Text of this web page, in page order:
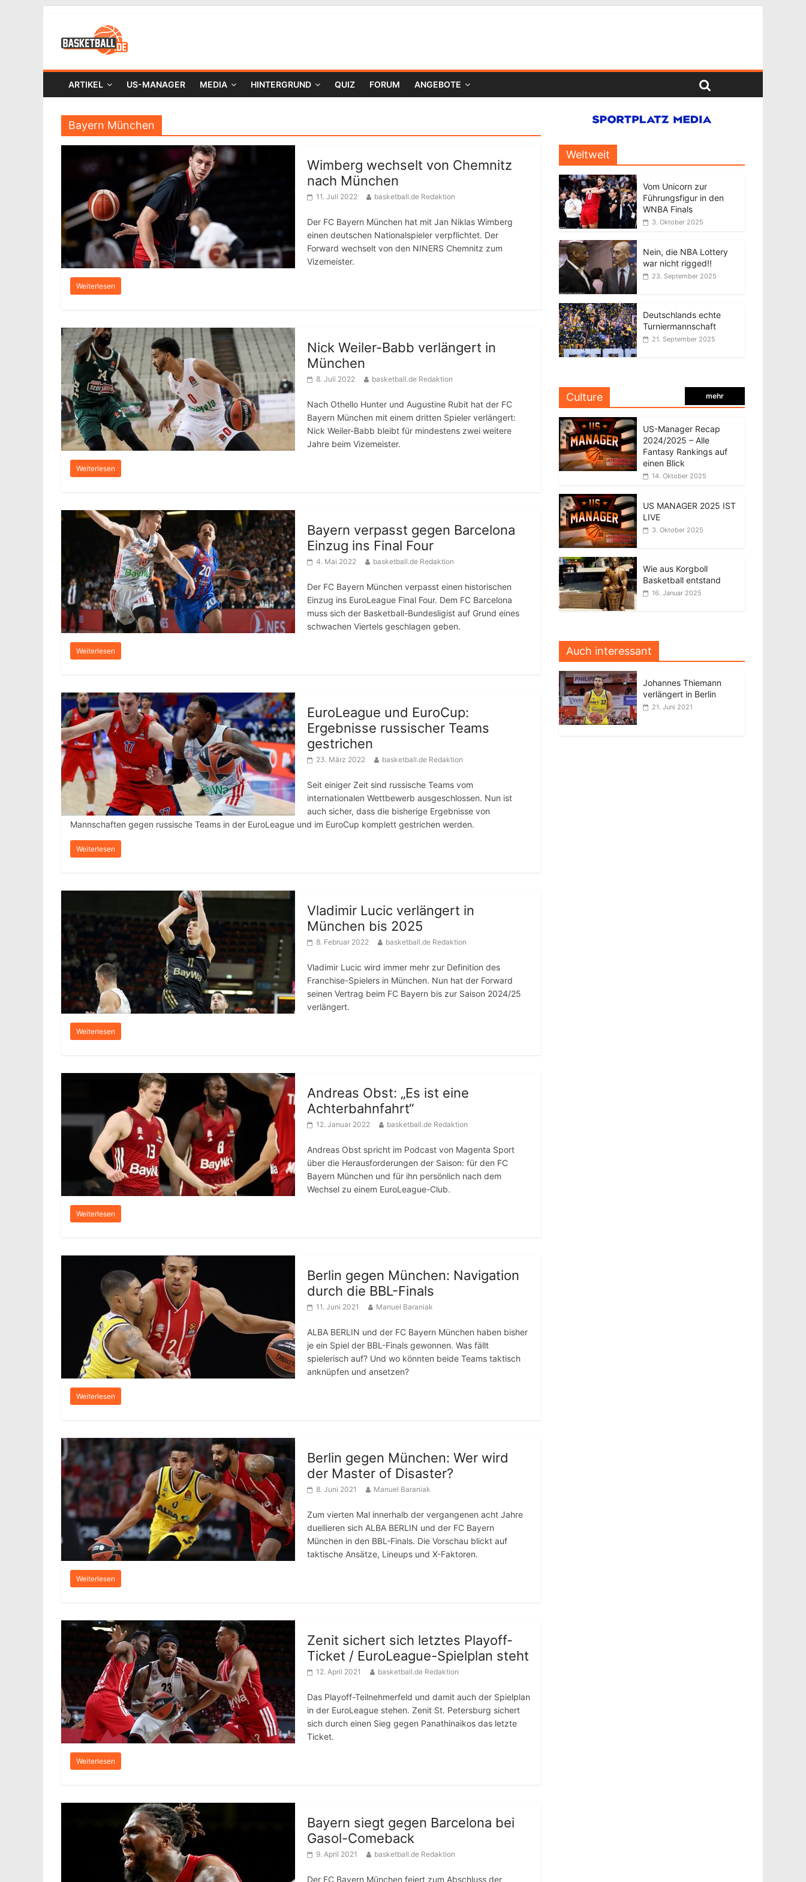
ARTIKEL US-MANAGER MEDIA HINTERGRUND QUIZ FORUM ANGEBOTE
Bayern München
Wimberg wechselt von Chemnitz
nach München
11. Juli 2022 basketball.de Redaktion
Der FC Bayern München hat mit Jan Niklas Wimberg
einen deutschen Nationalspieler verpflichtet. Der
Forward wechselt von den NINERS Chemnitz zum
Vizemeister.
Weiterlesen
Nick Weiler-Babb verlängert in
München
8. Juli 2022 basketball.de Redaktion
Nach Othello Hunter und Augustine Rubit hat der FC
Bayern München mit einem dritten Spieler verlängert:
Nick Weiler-Babb bleibt für mindestens zwei weitere
Jahre beim Vizemeister.
Weiterlesen
Bayern verpasst gegen Barcelona
Einzug ins Final Four
4. Mai 2022 basketball.de Redaktion
Der FC Bayern München verpasst einen historischen
Einzug ins EuroLeague Final Four. Dem FC Barcelona
muss sich der Basketball-Bundesligist auf Grund eines
schwachen Viertels geschlagen geben.
Weiterlesen
EuroLeague und EuroCup:
Ergebnisse russischer Teams
gestrichen
23. März 2022 basketball.de Redaktion
Seit einiger Zeit sind russische Teams vom
internationalen Wettbewerb ausgeschlossen. Nun ist
auch sicher, dass die bisherige Ergebnisse von
Mannschaften gegen russische Teams in der EuroLeague und im EuroCup komplett gestrichen werden.
Weiterlesen
Vladimir Lucic verlängert in
München bis 2025
8. Februar 2022 basketball.de Redaktion
Vladimir Lucic wird immer mehr zur Definition des
Franchise-Spielers in München. Nun hat der Forward
seinen Vertrag beim FC Bayern bis zur Saison 2024/25
verlängert.
Weiterlesen
Andreas Obst: „Es ist eine
Achterbahnfahrt“
12. Januar 2022 basketball.de Redaktion
Andreas Obst spricht im Podcast von Magenta Sport
über die Herausforderungen der Saison: für den FC
Bayern München und für ihn persönlich nach dem
Wechsel zu einem EuroLeague-Club.
Weiterlesen
Berlin gegen München: Navigation
durch die BBL-Finals
11. Juni 2021 Manuel Baraniak
ALBA BERLIN und der FC Bayern München haben bisher
je ein Spiel der BBL-Finals gewonnen. Was fällt
spielerisch auf? Und wo könnten beide Teams taktisch
anknüpfen und ansetzen?
Weiterlesen
Berlin gegen München: Wer wird
der Master of Disaster?
8. Juni 2021 Manuel Baraniak
Zum vierten Mal innerhalb der vergangenen acht Jahre
duellieren sich ALBA BERLIN und der FC Bayern
München in den BBL-Finals. Die Vorschau blickt auf
taktische Ansätze, Lineups und X-Faktoren.
Weiterlesen
Zenit sichert sich letztes Playoff-
Ticket / EuroLeague-Spielplan steht
12. April 2021 basketball.de Redaktion
Das Playoff-Teilnehmerfeld und damit auch der Spielplan
in der EuroLeague stehen. Zenit St. Petersburg sichert
sich durch einen Sieg gegen Panathinaikos das letzte
Ticket.
Weiterlesen
Bayern siegt gegen Barcelona bei
Gasol-Comeback
9. April 2021 basketball.de Redaktion
Der FC Bayern München feiert zum Abschluss der
Weltweit
Vom Unicorn zur
Führungsfigur in den
WNBA Finals
3. Oktober 2025
Nein, die NBA Lottery
war nicht rigged!!
23. September 2025
Deutschlands echte
Turniermannschaft
21. September 2025
Culture mehr
US-Manager Recap
2024/2025 – Alle
Fantasy Rankings auf
einen Blick
14. Oktober 2025
US MANAGER 2025 IST
LIVE
3. Oktober 2025
Wie aus Korgboll
Basketball entstand
16. Januar 2025
Auch interessant
Johannes Thiemann
verlängert in Berlin
21. Juni 2021